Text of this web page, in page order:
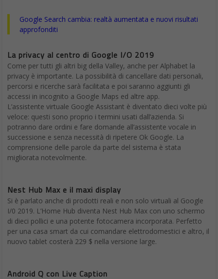
Google Search cambia: realtà aumentata e nuovi risultati
approfonditi
La privacy al centro di Google I/O 2019
Come per tutti gli altri big della Valley, anche per Alphabet la
privacy è importante. La possibilità di cancellare dati personali,
percorsi e ricerche sarà facilitata e poi saranno aggiunti gli
accessi in incognito a Google Maps ed altre app.
L’assistente virtuale Google Assistant è diventato dieci volte più
veloce: questi sono proprio i termini usati dall’azienda. Si
potranno dare ordini e fare domande all’assistente vocale in
successione e senza necessità di ripetere Ok Google. La
comprensione delle parole da parte del sistema è stata
migliorata notevolmente.
Nest Hub Max e il maxi display
Si è parlato anche di prodotti reali e non solo virtuali al Google
I/0 2019. L’Home Hub diventa Nest Hub Max con uno schermo
di dieci pollici e una potente fotocamera incorporata. Perfetto
per una casa smart da cui comandare elettrodomestici e altro, il
nuovo tablet costerà 229 $ nella versione large.
Android Q con Live Caption